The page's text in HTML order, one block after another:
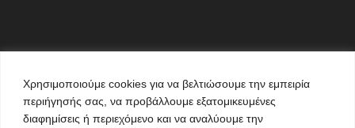
Χρησιμοποιούμε cookies για να βελτιώσουμε την εμπειρία
περιήγησής σας, να προβάλλουμε εξατομικευμένες
διαφημίσεις ή περιεχόμενο και να αναλύουμε την
Copyright © 2015 kozaniLife.gr
All Rights reserved
Internet Services & Advertisement
by kozaniLife.gr